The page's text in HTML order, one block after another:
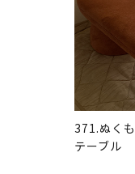
371.ぬく
テーブル